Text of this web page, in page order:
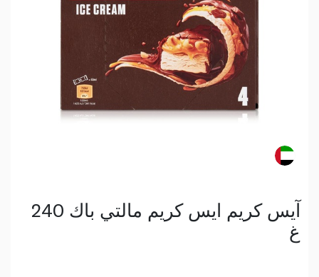
آيس كريم ايس كريم مالتي باك 240
غ